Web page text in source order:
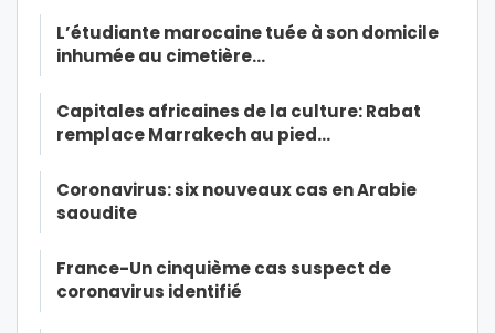
L’étudiante marocaine tuée à son domicile
inhumée au cimetière…
Capitales africaines de la culture: Rabat
remplace Marrakech au pied…
Coronavirus: six nouveaux cas en Arabie
saoudite
France-Un cinquième cas suspect de
coronavirus identifié